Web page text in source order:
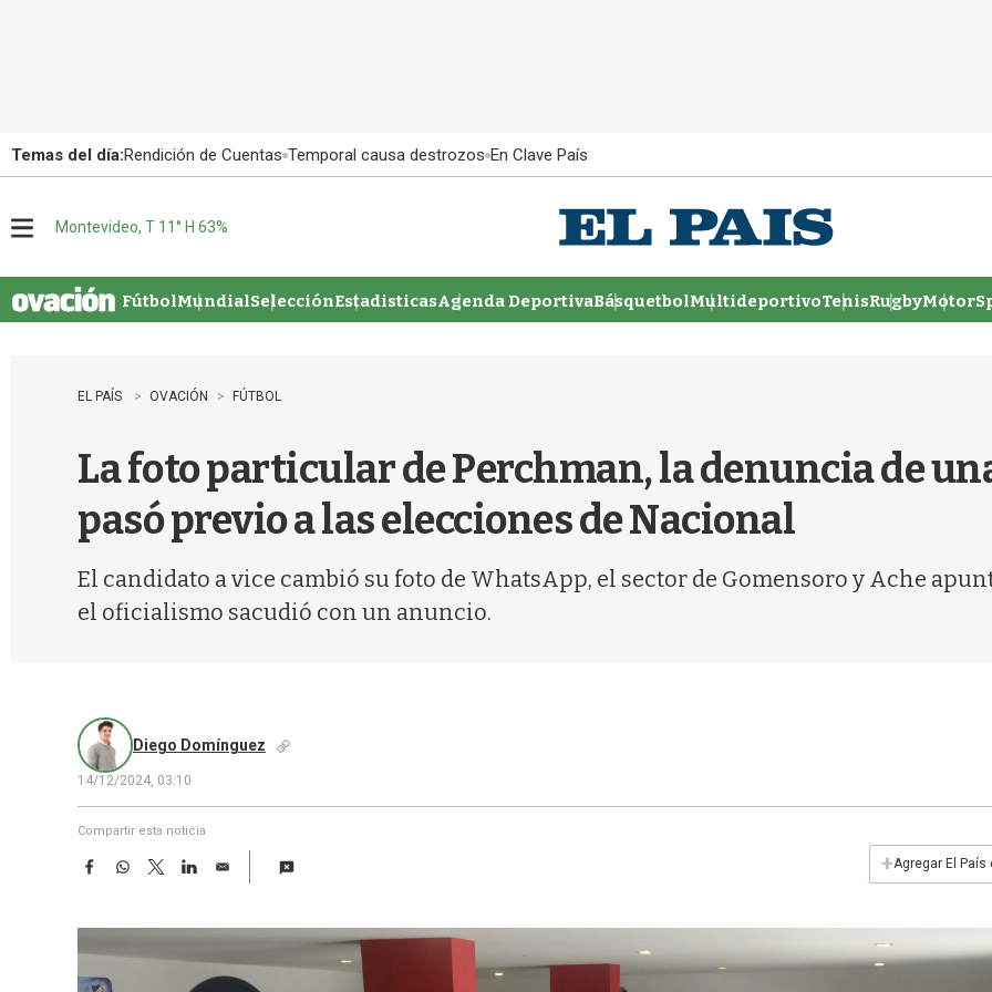
Temas del día:Rendición de Cuentas Temporal causa destrozos En Clave País
u
Montevideo, T 11° H 63%
FútbolMundialSelecciónEstadisticasAgenda DeportivaBásquetbolMultideportivoTenisRugby
EL PAÍS OVACIÓN FÚTBOL
La foto particular de Perchman, la denuncia de
pasó previo a las elecciones de Nacional
El candidato a vice cambió su foto de WhatsApp, el sector de Gomensoro y Ache
el oficialismo sacudió con un anuncio.
Diego Domínguez
14/12/2024, 03:10
Compartir esta noticia
F
e
W
t
T
w
t
L
k
E
i
+Agregar El País